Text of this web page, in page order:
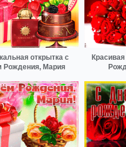
открытка с
Рождения, Мария